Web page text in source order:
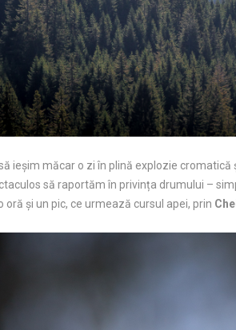
ieșim măcar o zi în plină explozie cromatică
să raportăm în privința drumului –
oră și un pic, ce urmează cursul apei, prin